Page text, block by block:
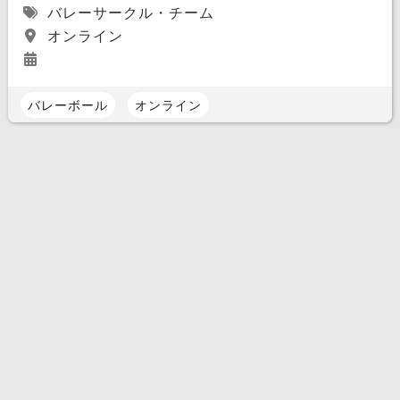
バレーサークル・チーム
オンライン
バレーボール オンライン